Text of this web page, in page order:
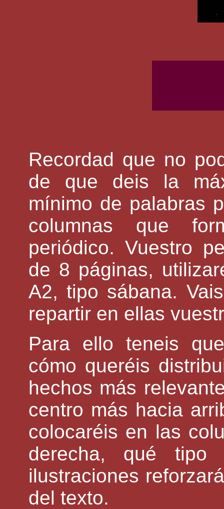
Recordad que no
de que deis la
mínimo de palabras
columnas que
periódico. Vuestro
de 8 páginas,
A2, tipo sábana.
repartir en ellas
Para ello teneis
cómo queréis
hechos más
centro más hacia
colocaréis en las
derecha, qué tipo
ilustraciones
del texto.